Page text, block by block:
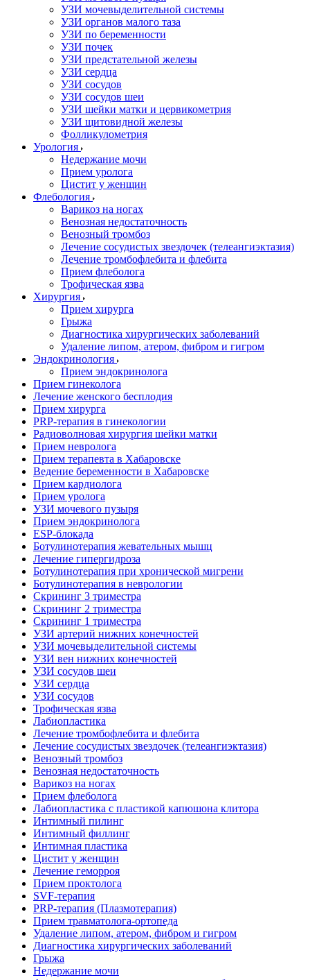
УЗИ мочевыделительной системы
УЗИ органов малого таза
УЗИ по беременности
УЗИ почек
УЗИ предстательной железы
УЗИ сердца
УЗИ сосудов
УЗИ сосудов шеи
УЗИ шейки матки и цервикометрия
УЗИ щитовидной железы
Фолликулометрия
Урология
Недержание мочи
Прием уролога
Цистит у женщин
Флебология
Варикоз на ногах
Венозная недостаточность
Венозный тромбоз
Лечение сосудистых звездочек (телеангиэктазия)
Лечение тромбофлебита и флебита
Прием флеболога
Трофическая язва
Хирургия
Прием хирурга
Грыжа
Диагностика хирургических заболеваний
Удаление липом, атером, фибром и гигром
Эндокринология
Прием эндокринолога
Прием гинеколога
Лечение женского бесплодия
Прием хирурга
PRP-терапия в гинекологии
Радиоволновая хирургия шейки матки
Прием невролога
Прием терапевта в Хабаровске
Ведение беременности в Хабаровске
Прием кардиолога
Прием уролога
УЗИ мочевого пузыря
Прием эндокринолога
ESP-блокада
Ботулинотерапия жевательных мышц
Лечение гипергидроза
Ботулинотерапия при хронической мигрени
Ботулинотерапия в неврологии
Скрининг 3 триместра
Скрининг 2 триместра
Скрининг 1 триместра
УЗИ артерий нижних конечностей
УЗИ мочевыделительной системы
УЗИ вен нижних конечностей
УЗИ сосудов шеи
УЗИ сердца
УЗИ сосудов
Трофическая язва
Лабиопластика
Лечение тромбофлебита и флебита
Лечение сосудистых звездочек (телеангиэктазия)
Венозный тромбоз
Венозная недостаточность
Варикоз на ногах
Прием флеболога
Лабиопластика с пластикой капюшона клитора
Интимный пилинг
Интимный филлинг
Интимная пластика
Цистит у женщин
Лечение геморроя
Прием проктолога
SVF-терапия
PRP-терапия (Плазмотерапия)
Прием травматолога-ортопеда
Удаление липом, атером, фибром и гигром
Диагностика хирургических заболеваний
Грыжа
Недержание мочи